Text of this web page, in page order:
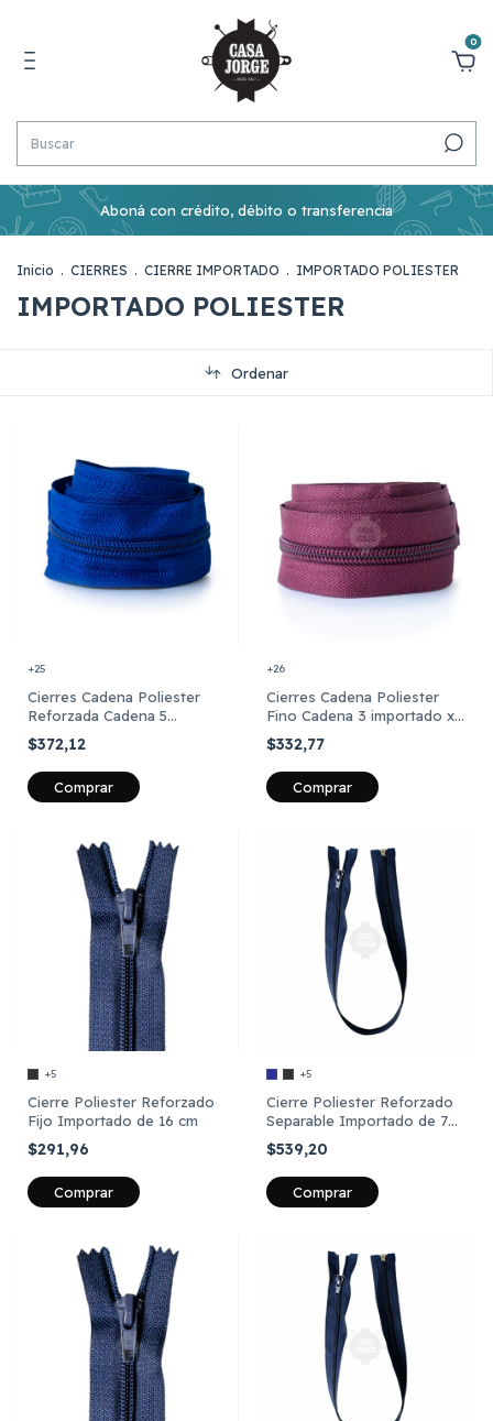
0
Aboná con crédito, débito o transferencia
Inicio . CIERRES . CIERRE IMPORTADO . IMPORTADO POLIESTER
IMPORTADO POLIESTER
Ordenar
+25
Cierres Cadena Poliester
Reforzada Cadena 5
importado x Metro
$372,12
Comprar
+26
Cierres Cadena Poliester
Fino Cadena 3 importado x
Metro
$332,77
Comprar
+5
Cierre Poliester Reforzado
Fijo Importado de 16 cm
$291,96
Comprar
+5
Cierre Poliester Reforzado
Separable Importado de 70
cm
$539,20
Comprar